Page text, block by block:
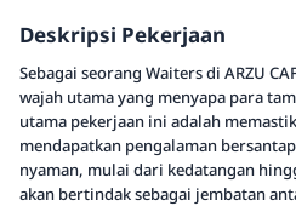
Deskripsi Pekerjaan
Sebagai seorang Waiters di ARZU
wajah utama yang menyapa para
utama pekerjaan ini adalah
mendapatkan pengalaman
nyaman, mulai dari kedatangan
akan bertindak sebagai jembatan